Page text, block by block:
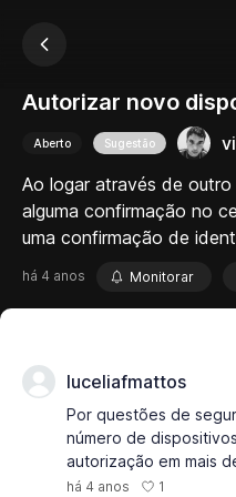
Autorizar novo
Aberto Sugestão
Ao logar através de
alguma confirmação no
uma confirmação de
há 4 anos Monitorar
luceliafmattos
Por questões de
número de
autorização em mais
há 4 anos 1